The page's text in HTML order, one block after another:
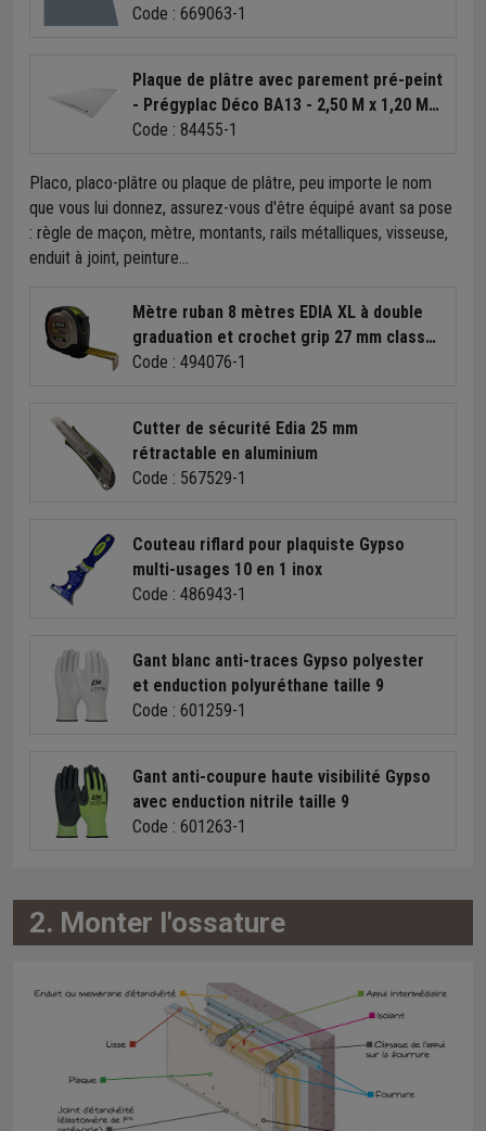
Code : 669063-1
Plaque de plâtre avec parement pré-peint
- Prégyplac Déco BA13 - 2,50 M x 1,20 M -
ép. 13,0 MM
Code : 84455-1
Placo, placo-plâtre ou plaque de plâtre, peu importe le nom
que vous lui donnez, assurez-vous d'être équipé avant sa pose
: règle de maçon, mètre, montants, rails métalliques, visseuse,
enduit à joint, peinture...
Mètre ruban 8 mètres EDIA XL à double
graduation et crochet grip 27 mm classe
2
Code : 494076-1
Cutter de sécurité Edia 25 mm
rétractable en aluminium
Code : 567529-1
Couteau riflard pour plaquiste Gypso
multi-usages 10 en 1 inox
Code : 486943-1
Gant blanc anti-traces Gypso polyester
et enduction polyuréthane taille 9
Code : 601259-1
Gant anti-coupure haute visibilité Gypso
avec enduction nitrile taille 9
Code : 601263-1
2. Monter l'ossature